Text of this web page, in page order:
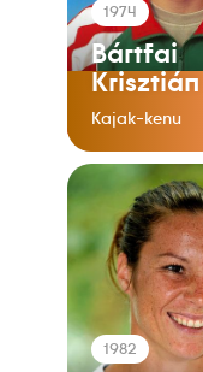
1974
Bártfai
Krisztián
Kajak-kenu
1982